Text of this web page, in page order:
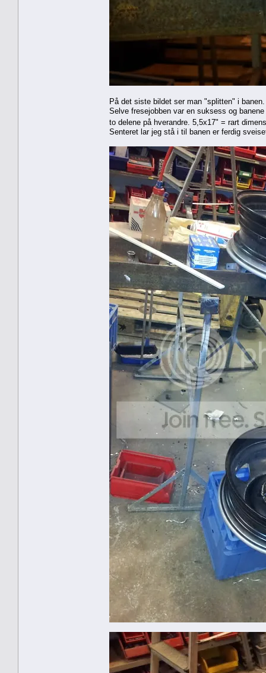
På det siste bildet ser man "splitten" i
Selve fresejobben var en suksess og
to delene på hverandre. 5,5x17" = rart
Senteret lar jeg stå i til banen er ferdig